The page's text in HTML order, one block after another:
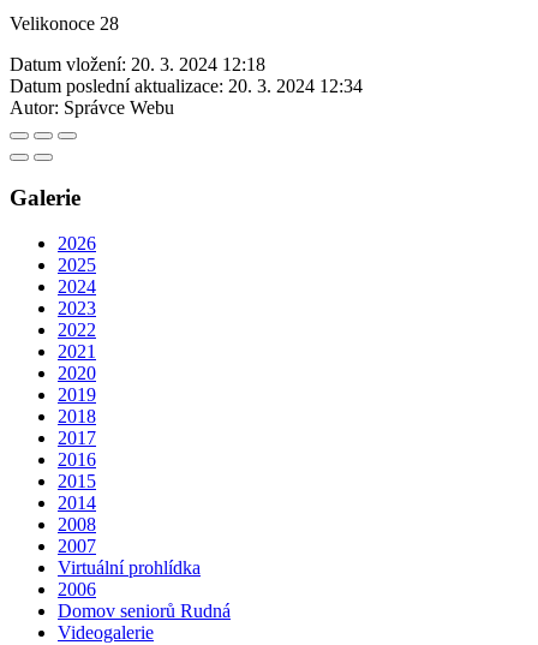
Velikonoce 28
Datum vložení: 20. 3. 2024 12:18
Datum poslední aktualizace: 20. 3. 2024 12:34
Autor: Správce Webu
Galerie
2026
2025
2024
2023
2022
2021
2020
2019
2018
2017
2016
2015
2014
2008
2007
Virtuální prohlídka
2006
Domov seniorů Rudná
Videogalerie